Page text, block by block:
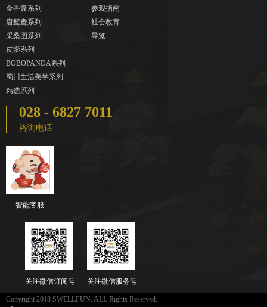
金香囊系列
唐鸳鸯系列
采桑图系列
皮影系列
BOBOPANDA系列
蜀川生活美学系列
精选系列
参观指南
社会教育
导览
028 - 6827 7011
咨询电话
智能客服
关注微信服务号
关注微信订阅号
Copyright 2018 SWELLFUN. ALL Rights Reserved.